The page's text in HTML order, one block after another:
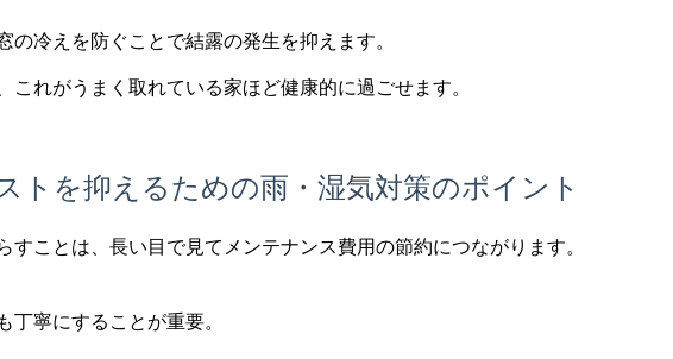
の冷えを防ぐことで結露の発生を抑えます。
これがうまく取れている家ほど健康的に過ごせます。
トを抑えるための雨・湿気対策のポイント
すことは、長い目で見てメンテナンス費用の節約につながります。
丁寧にすることが重要。